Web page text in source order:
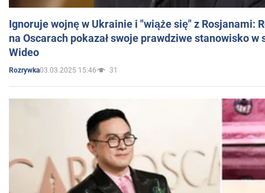
Ignoruje wojnę w Ukrainie i "wiąże się" z Rosjanami:
na Oscarach pokazał swoje prawdziwe stanowisko w
Wideo
Rozrywka03.03.2025 15:46 31